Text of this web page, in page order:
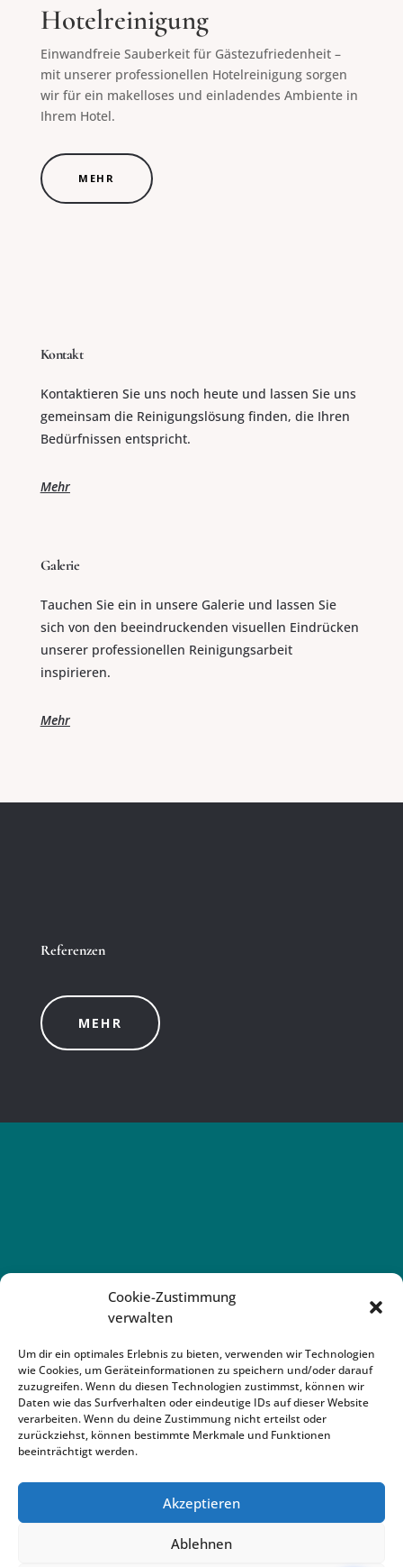
Cookie-Zustimmung
verwalten
Um dir ein optimales Erlebnis zu bieten, verwenden wir Technologien
wie Cookies, um Geräteinformationen zu speichern und/oder darauf
zuzugreifen. Wenn du diesen Technologien zustimmst, können wir
Daten wie das Surfverhalten oder eindeutige IDs auf dieser Website
verarbeiten. Wenn du deine Zustimmung nicht erteilst oder
zurückziehst, können bestimmte Merkmale und Funktionen
beeinträchtigt werden.
Akzeptieren
Ablehnen
Hotelreinigung
Einwandfreie Sauberkeit für Gästezufriedenheit –
mit unserer professionellen Hotelreinigung sorgen
wir für ein makelloses und einladendes Ambiente in
Ihrem Hotel.
MEHR
Kontakt
Kontaktieren Sie uns noch heute und lassen Sie uns
gemeinsam die Reinigungslösung finden, die Ihren
Bedürfnissen entspricht.
Mehr
Galerie
Tauchen Sie ein in unsere Galerie und lassen Sie
sich von den beeindruckenden visuellen Eindrücken
unserer professionellen Reinigungsarbeit
inspirieren.
Mehr
Referenzen
MEHR